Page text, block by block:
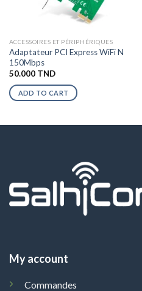
ACCESSOIRES ET PÉRIPHÉRIQUES
Adaptateur PCI Express WiFi N
150Mbps
50.000 TND
ADD TO CART
My account
Commandes